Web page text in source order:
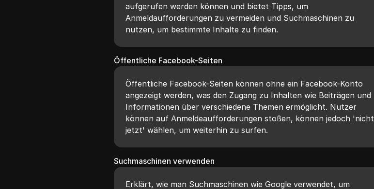
aufgerufen werden können und bietet Tipps, um
Anmeldaufforderungen zu vermeiden und Suchmaschinen zu
nutzen, um bestimmte Inhalte zu finden.
Öffentliche Facebook-Seiten
Öffentliche Facebook-Seiten können ohne ein Facebook-Konto
angezeigt werden, was den Zugang zu Inhalten wie Beiträgen und
Informationen über verschiedene Themen ermöglicht. Nutzer
können auf Anmeldeaufforderungen stoßen, können jedoch 'nicht
jetzt' wählen, um weiterhin zu surfen.
Suchmaschinen verwenden
Erklärt, wie man Suchmaschinen wie Google verwendet, um